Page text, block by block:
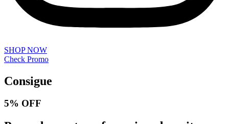
SHOP NOW
Check Promo
Consigue
5% OFF